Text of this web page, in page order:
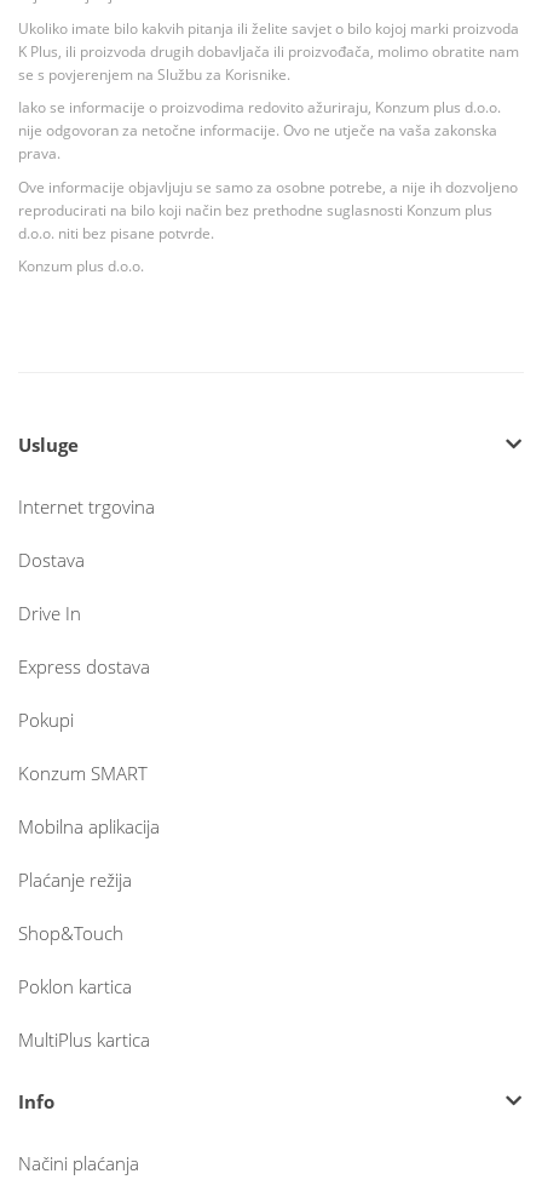
Ukoliko imate bilo kakvih pitanja ili želite savjet o bilo kojoj marki proizvoda
K Plus, ili proizvoda drugih dobavljača ili proizvođača, molimo obratite nam
se s povjerenjem na Službu za Korisnike.
Iako se informacije o proizvodima redovito ažuriraju, Konzum plus d.o.o.
nije odgovoran za netočne informacije. Ovo ne utječe na vaša zakonska
prava.
Ove informacije objavljuju se samo za osobne potrebe, a nije ih dozvoljeno
reproducirati na bilo koji način bez prethodne suglasnosti Konzum plus
d.o.o. niti bez pisane potvrde.
Konzum plus d.o.o.
Usluge
Internet trgovina
Dostava
Drive In
Express dostava
Pokupi
Konzum SMART
Mobilna aplikacija
Plaćanje režija
Shop&Touch
Poklon kartica
MultiPlus kartica
Info
Načini plaćanja